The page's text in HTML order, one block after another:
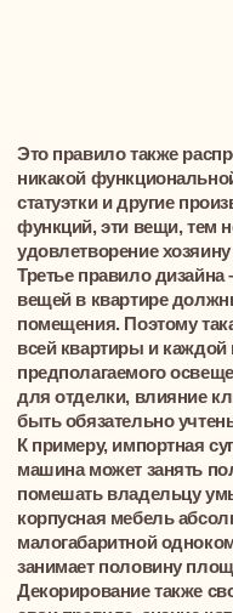
Каковы бы ни были современные
интерьерного дизайна, дом
комфорта и уюта. В нем должно
семьи, а не только нравиться
посетителям. Также нужно
обитателей квартиры. Ведь
колючими кактусами – любимыми
могут доставить массу неудобств
маленьким любопытным детям.
Далее, в дизайне должна
идея, которая объединит
сделает его единым
выпирающих углов и
акцентов, но при этом
видна
дом могут привнести:
интересная, необычная
самодельные картины на